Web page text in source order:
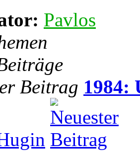
Pavlos
Beitrag 1984: